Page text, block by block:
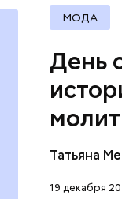
МОДА
День
Татьяна
19 декабря
очень
мелко
к ним
10-15
тушить в